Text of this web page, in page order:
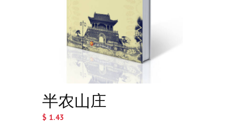
半农山庄
$ 1.43